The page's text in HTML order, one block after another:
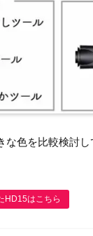
な色を比較検討
HD15はこちら